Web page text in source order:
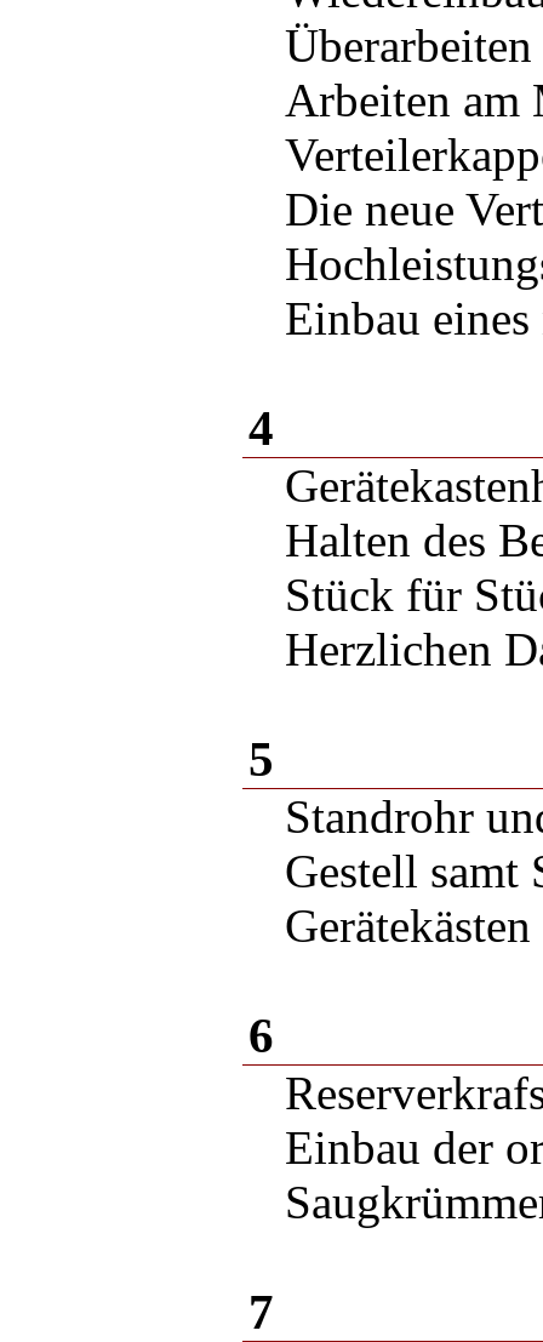
Arbeiten am
Die neue
Einbau eines
4
Halten des
Stück für
Herzlichen
5
Standrohr
Gestell samt
Gerätekästen
6
Einbau der
7